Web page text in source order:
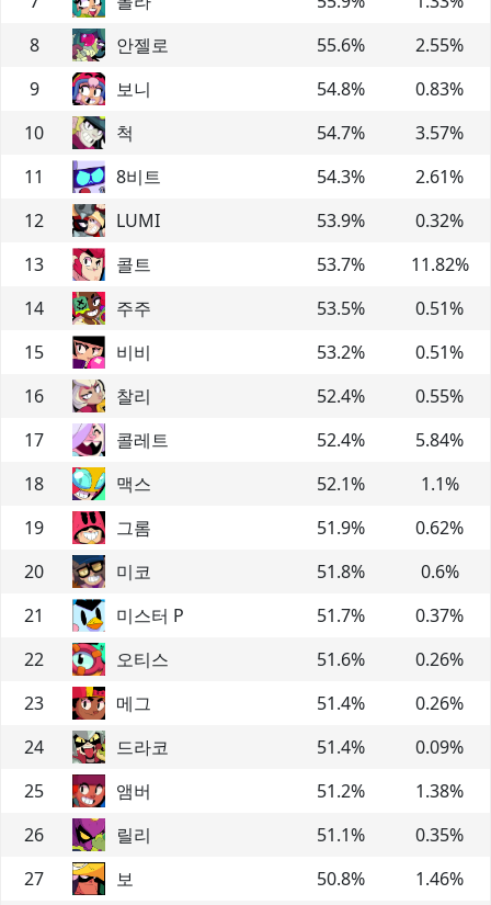
8
안젤로 55.6% 2.55%
9
보니 54.8% 0.83%
10
척 54.7% 3.57%
11
8비트 54.3% 2.61%
12
LUMI 53.9% 0.32%
13
콜트 53.7% 11.82%
14
주주 53.5% 0.51%
15
비비 53.2% 0.51%
16
찰리 52.4% 0.55%
17
콜레트 52.4% 5.84%
18
맥스 52.1% 1.1%
19
그롬 51.9% 0.62%
20
미코 51.8% 0.6%
21
미스터 P 51.7% 0.37%
22
오티스 51.6% 0.26%
23
메그 51.4% 0.26%
24
드라코 51.4% 0.09%
25
앰버 51.2% 1.38%
26
릴리 51.1% 0.35%
27
보 50.8% 1.46%